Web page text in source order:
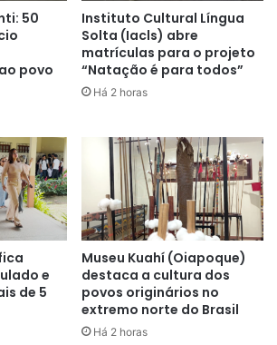
50
povo
Instituto Cultural Língua
Solta (Iacls) abre
matrículas para o projeto
“Natação é para todos”
Há 2 horas
e
de 5
Museu Kuahí (Oiapoque)
destaca a cultura dos
povos originários no
extremo norte do Brasil
Há 2 horas